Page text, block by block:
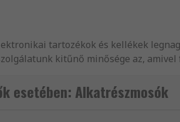
tartozékok és kellékek
kitűnő minősége az,
és eszközök széles
Weboldalunkon Gépészeti
esetében: Alkatrészmosók